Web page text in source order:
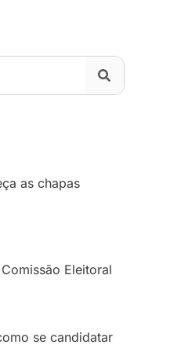
as chapas
Eleitoral
se candidatar